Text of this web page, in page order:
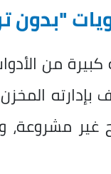
من
بإدارته
مشروعة،